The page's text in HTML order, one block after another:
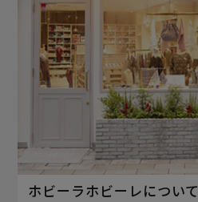
ホビーラホビーレについて